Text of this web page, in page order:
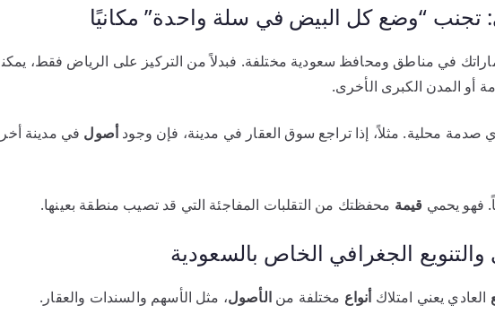
تجنب “وضع كل البيض في سلة واحدة” مكانيًا
في مناطق ومحافظ سعودية مختلفة. فبدلاً من التركيز على الرياض فقط، يمكن
أو المدن الكبرى الأخرى.
صدمة محلية. مثلاً، إذا تراجع سوق العقار في مدينة، فإن وجودأصول في مدينة أخر
فهو يحمي قيمة محفظتك من التقلبات المفاجئة التي قد تصيب منطقة بعينها.
والتنويع الجغرافي الخاص بالسعودية
العادي يعني امتلاكأنواع مختلفة منالأصول، مثل الأسهم والسندات والعقار.